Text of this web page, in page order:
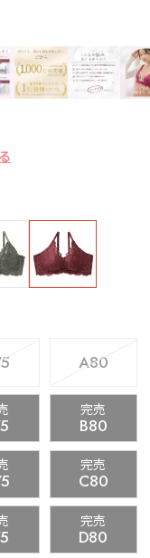
A80
完売
B80
完売
C80
完売
D80